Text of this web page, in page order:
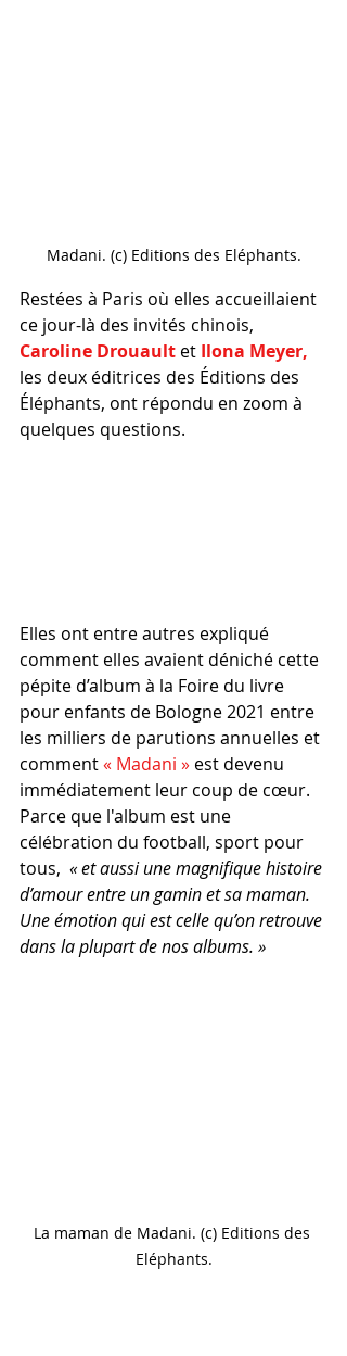
Madani. (c) Editions des Eléphants.
Restées à Paris où elles accueillaient
ce jour-là des invités chinois,
Caroline Drouault et Ilona Meyer,
les deux éditrices des Éditions des
Éléphants, ont répondu en zoom à
quelques questions.
Elles ont entre autres expliqué
comment elles avaient déniché cette
pépite d’album à la Foire du livre
pour enfants de Bologne 2021 entre
les milliers de parutions annuelles et
comment « Madani » est devenu
immédiatement leur coup de cœur.
Parce que l'album est une
célébration du football, sport pour
tous, « et aussi une magnifique histoire
d’amour entre un gamin et sa maman.
Une émotion qui est celle qu’on retrouve
dans la plupart de nos albums. »
La maman de Madani. (c) Editions des
Eléphants.